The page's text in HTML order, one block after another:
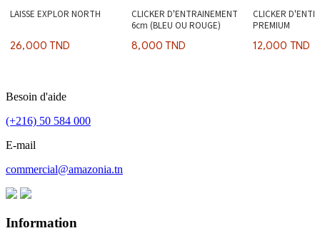
LAISSE EXPLOR NORTH
26,000 TND
CLICKER D'ENTRAINEMENT
6cm (BLEU OU ROUGE)
8,000 TND
CLICKER
PREMIUM
12,000 TND
Besoin d'aide
(+216) 50 584 000
E-mail
commercial@amazonia.tn
Information